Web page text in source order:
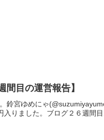
目の運営報告】
鈴宮ゆめにゃ
りました。ブログ２６週間目